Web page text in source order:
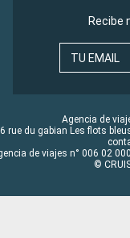
Recibe
TU EMAIL
Agencia de
rue du gabian Les flots
de viajes n° 006 02
©